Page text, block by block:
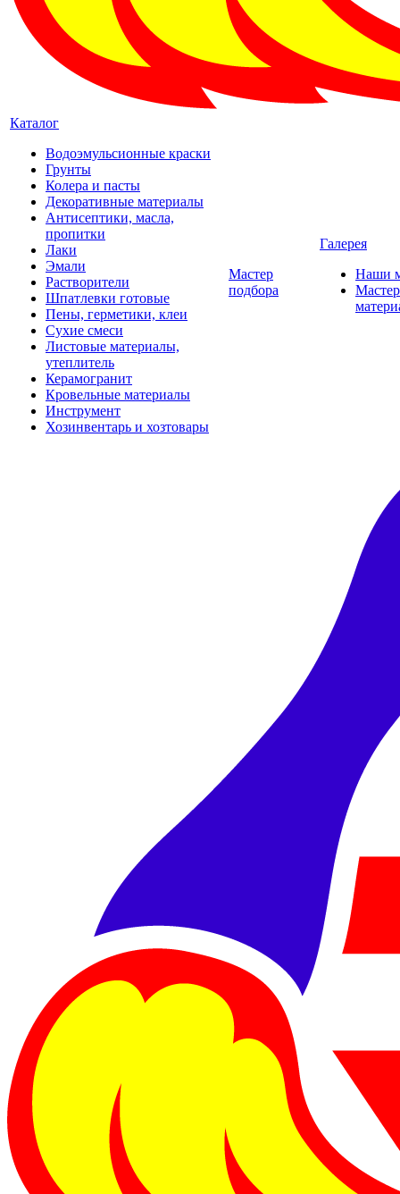
Каталог
Водоэмульсионные краски
Грунты
Колера и пасты
Декоративные материалы
Антисептики, масла,
пропитки
Лаки
Эмали
Растворители
Шпатлевки готовые
Пены, герметики, клеи
Сухие смеси
Листовые материалы,
утеплитель
Керамогранит
Кровельные материалы
Инструмент
Хозинвентарь и хозтовары
Мастер
подбора
Галерея
Наши